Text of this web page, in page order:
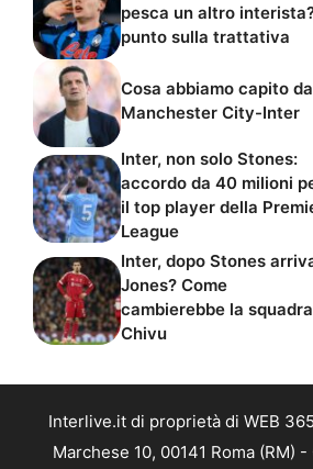
pesca un altro
punto sulla trattativa
Cosa abbiamo capito da
Manchester City-Inter
Inter, non solo Stones:
accordo da 40 milioni
il top player della
League
Inter, dopo Stones
Jones? Come
cambierebbe la
Chivu
Interlive.it di proprietà di WEB
Marchese 10, 00141 Roma (RM)